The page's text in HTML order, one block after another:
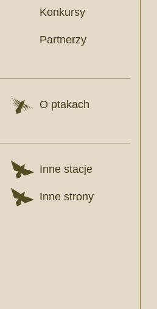
Konkursy
Partnerzy
O ptakach
Inne stacje
Inne strony